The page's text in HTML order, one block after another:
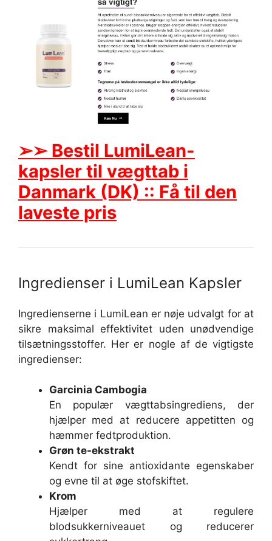
➢➢ Bestil LumiLean-
kapsler til vægttab i
Danmark (DK) :: Få til den
laveste pris
Ingredienser i LumiLean Kapsler
Ingredienserne i LumiLean er nøje udvalgt for at
sikre maksimal effektivitet uden unødvendige
tilsætningsstoffer. Her er nogle af de vigtigste
ingredienser:
Garcinia Cambogia
En populær vægttabsingrediens, der
hjælper med at reducere appetitten og
hæmmer fedtproduktion.
Grøn te-ekstrakt
Kendt for sine antioxidante egenskaber
og evne til at øge stofskiftet.
Krom
Hjælper med at regulere
blodsukkerniveauet og reducerer